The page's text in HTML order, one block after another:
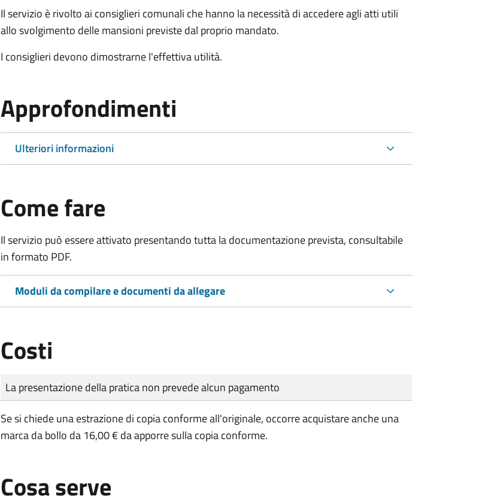
Il servizio è rivolto ai consiglieri comunali che hanno la necessità di accedere agli atti utili
allo svolgimento delle mansioni previste dal proprio mandato.
I consiglieri devono dimostrarne l'effettiva utilità.
Approfondimenti
Ulteriori informazioni
Come fare
Il servizio può essere attivato presentando tutta la documentazione prevista, consultabile
in formato PDF.
Moduli da compilare e documenti da allegare
Costi
Tipo di pagamento
Importo
La presentazione della pratica non prevede alcun pagamento
Se si chiede una estrazione di copia conforme all'originale, occorre acquistare anche una
marca da bollo da 16,00 € da apporre sulla copia conforme.
Cosa serve